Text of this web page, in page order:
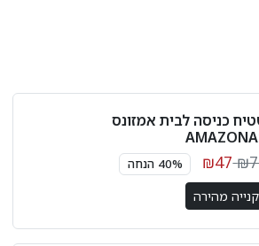
כניסה לבית אמזונס
₪47 40% הנחה
קנייה מהירה